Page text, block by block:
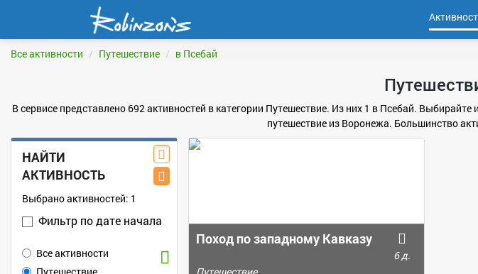
Все активности Путешествие в Псебай
В сервисе представлено 692 активностей в категории Путешествие. Из них 1 в Псебай.
путешествие из Воронежа. Большинство
НАЙТИ
АКТИВНОСТЬ
Выбрано активностей: 1
Фильтр по дате начала
Все активности
Поход по западному Кавказу
6 д.